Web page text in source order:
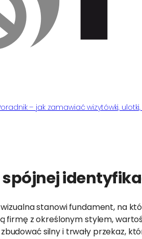
– jak zamawiać wizytówki,
spójnej
stanowi fundament, na
firmę z określonym stylem,
silny i trwały przekaz,